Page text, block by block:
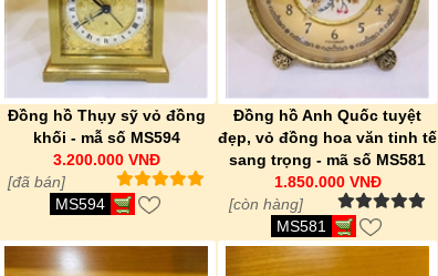
Đồng hồ Thụy sỹ vỏ đồng
khối - mẫ số MS594
3.200.000 VNĐ
[đã bán]
MS594
Đồng hồ Anh Quốc tuyệt
đẹp, vỏ đồng hoa văn tinh tế
sang trọng - mã số MS581
1.850.000 VNĐ
[còn hàng]
MS581